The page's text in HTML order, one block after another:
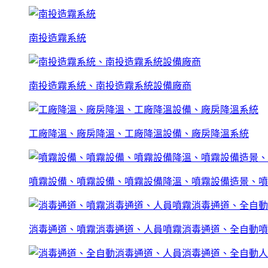
南投造霧系統
南投造霧系統、南投造霧系統設備廠商
工廠降溫、廠房降溫、工廠降溫設備、廠房降溫系統
噴霧設備、噴霧設備、噴霧設備降溫、噴霧設備造景、
消毒通道、噴霧消毒通道、人員噴霧消毒通道、全自動